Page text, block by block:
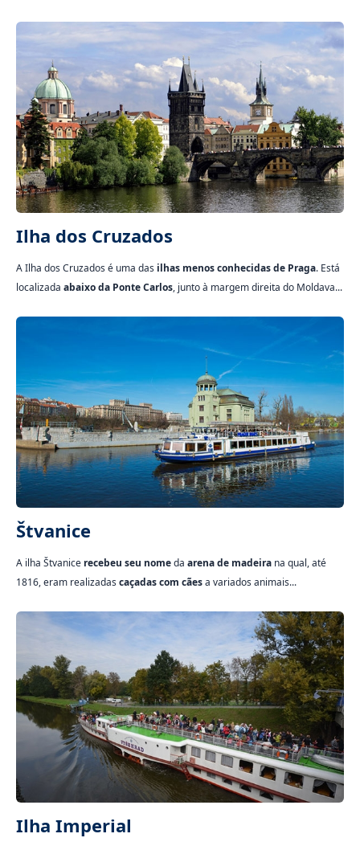
Ilha dos Cruzados
A Ilha dos Cruzados é uma das ilhas menos conhecidas de Praga. Está
localizada abaixo da Ponte Carlos, junto à margem direita do Moldava...
Štvanice
A ilha Štvanice recebeu seu nomeda arena de madeira na qual, até
1816, eram realizadas caçadas com cãesa variados animais...
Ilha Imperial